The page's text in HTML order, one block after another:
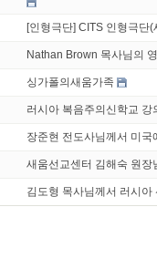
[인형극단] CITS 인형극단
Nathan Brown 목사님의
싱가폴의새움가족
러시아 복음주의신학교 강
장준현 전도사님께서 미
새움선교센터 김해숙 원장
김도형 목사님께서 러시